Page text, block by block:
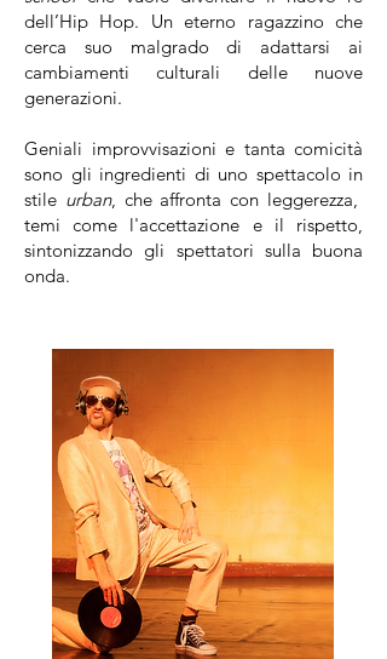
dell’Hip Hop. Un eterno ragazzino che
cerca suo malgrado di adattarsi ai
cambiamenti culturali delle nuove
generazioni.
Geniali improvvisazioni e tanta comicità
sono gli ingredienti di uno spettacolo in
stile urban, che affronta con leggerezza,
temi come l'accettazione e il rispetto,
sintonizzando gli spettatori sulla buona
onda.